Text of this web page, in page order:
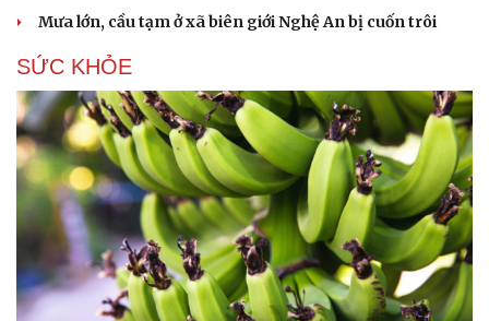
Săn Tour
check-in
Câu chuyện thời sự
Đọc truyện đêm khuya
Hạt giống tâm hồn
Mưa lớn, cầu tạm ở xã biên giới Nghệ An bị cuốn trôi
SỨC KHỎE